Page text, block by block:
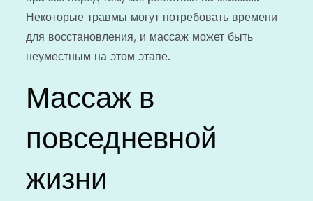
Некоторые травмы могут потребовать времени
для восстановления, и массаж может быть
неуместным на этом этапе.
Массаж в
повседневной
жизни